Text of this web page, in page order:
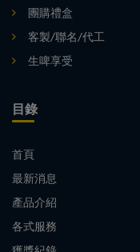
團購禮盒
客製/聯名/代工
生啤享受
目錄
首頁
最新消息
產品介紹
各式服務